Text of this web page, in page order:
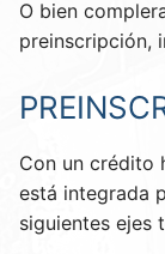
O bien
preinscripción,
Con un crédito
está integrada
siguientes ejes